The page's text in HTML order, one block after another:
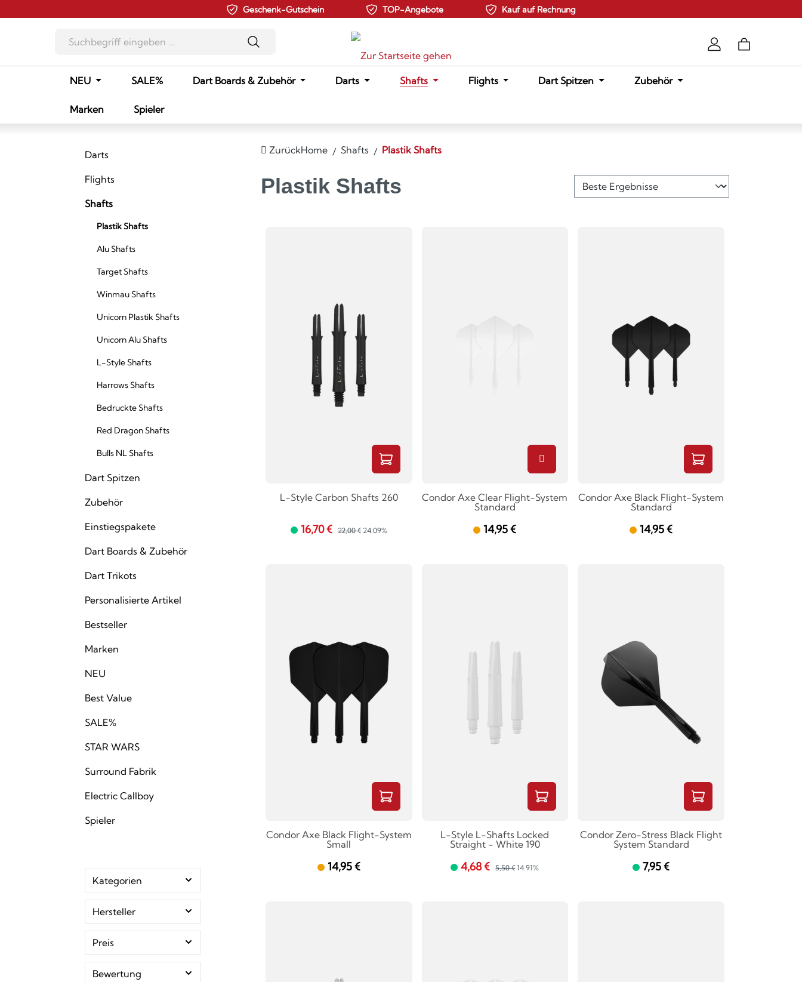
Geschenk-Gutschein TOP-Angebote Kauf auf Rechnung
NEU SALE% Dart Boards & Zubehör Darts Shafts Flights Dart Spitzen Zubehör
Marken Spieler
Darts
Flights
Shafts
Plastik Shafts
Alu Shafts
Target Shafts
Winmau Shafts
Unicorn Plastik Shafts
Unicorn Alu Shafts
L-Style Shafts
Harrows Shafts
Bedruckte Shafts
Red Dragon Shafts
Bulls NL Shafts
Dart Spitzen
Zubehör
Einstiegspakete
Dart Boards & Zubehör
Dart Trikots
Personalisierte Artikel
Bestseller
Marken
NEU
Best Value
SALE%
STAR WARS
Surround Fabrik
Electric Callboy
Spieler
Kategorien
Hersteller
Preis
Bewertung
ZurückHome Shafts Plastik Shafts
Plastik Shafts
L-Style Carbon Shafts 260
16,70 € 22,00 € 24.09%
Condor Axe Clear Flight-System
Standard
14,95 €
Condor Axe Black Flight-System
Standard
14,95 €
Condor Axe Black Flight-System
Small
14,95 €
L-Style L-Shafts Locked
Straight - White 190
4,68 € 5,50 € 14.91%
Condor Zero-Stress Black Flight
System Standard
7,95 €